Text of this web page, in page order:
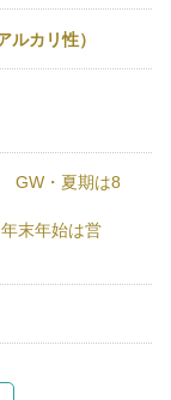
カリ性）
GW・夏期は8
末年始は営